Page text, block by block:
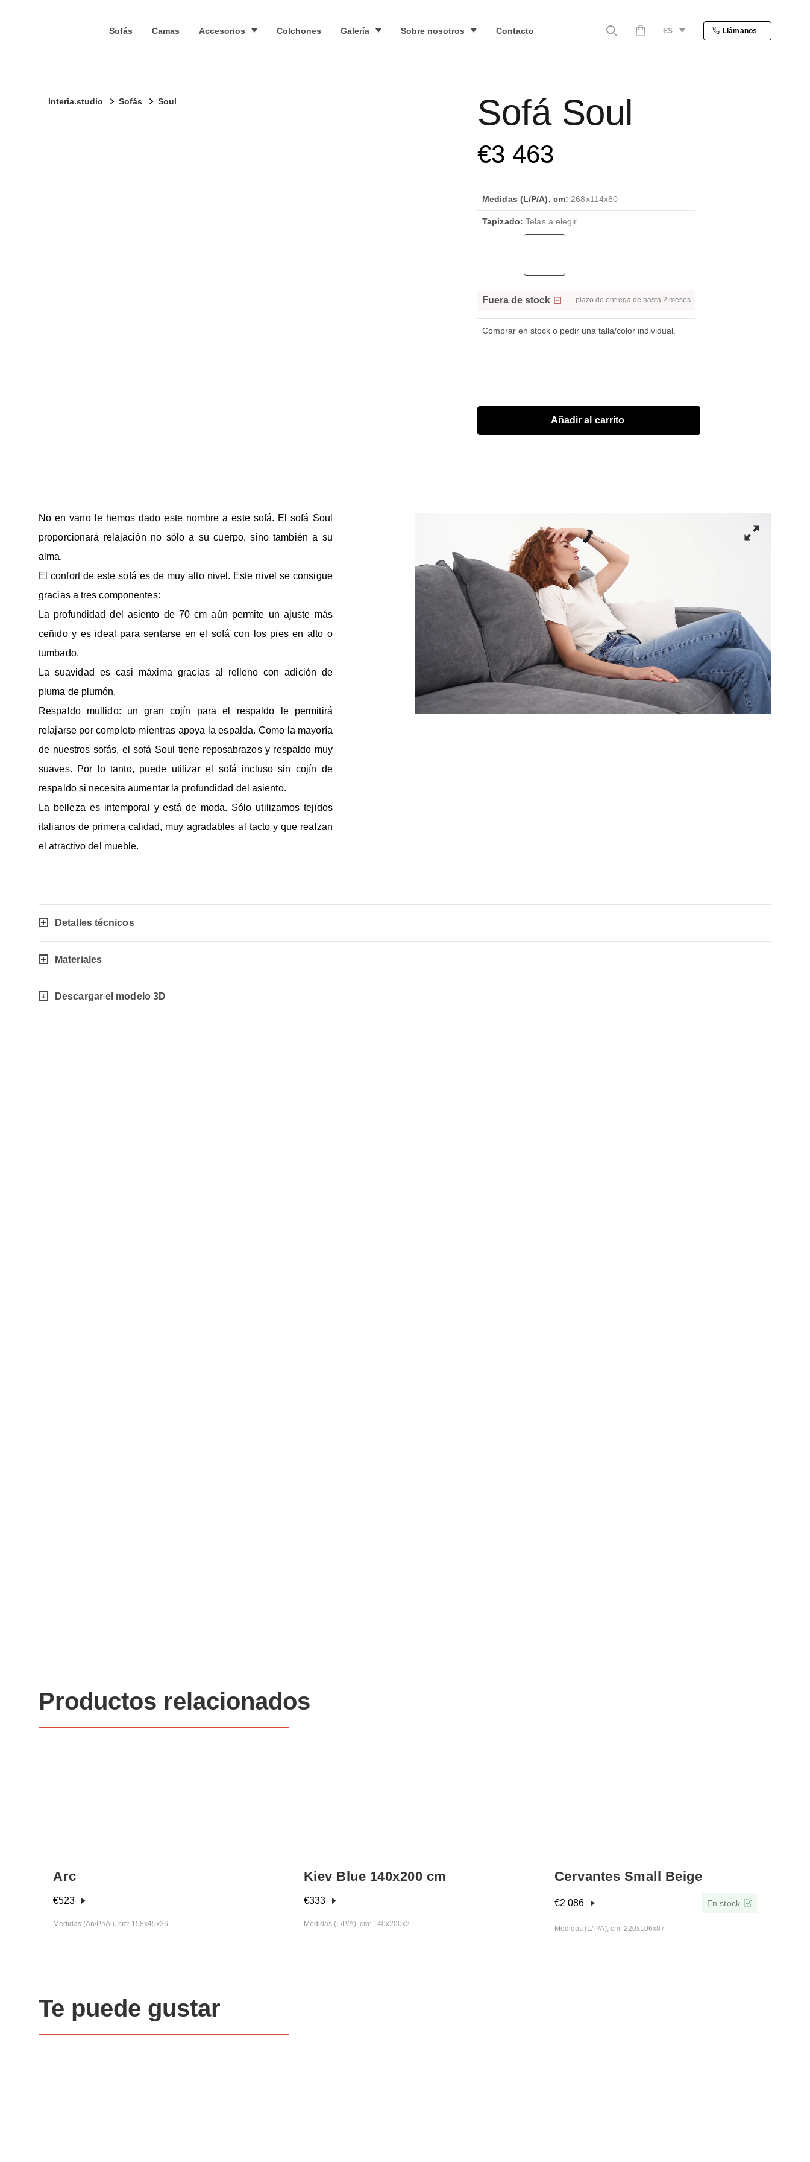
Sofás Camas Accesorios Colchones Galería Sobre nosotros Contacto ES Llámanos
Interia.studio Sofás Soul Sofá Soul
€3 463
Medidas (L/P/A), cm: 268x114x80
Tapizado: Telas a elegir
Fuera de stock plazo de entrega de hasta 2 meses
Comprar en stock o pedir una talla/color individual.
Añadir al carrito
No en vano le hemos dado este nombre a este sofá. El sofá Soul
proporcionará relajación no sólo a su cuerpo, sino también a su
alma.
El confort de este sofá es de muy alto nivel. Este nivel se consigue
gracias a tres componentes:
La profundidad del asiento de 70 cm aún permite un ajuste más
ceñido y es ideal para sentarse en el sofá con los pies en alto o
tumbado.
La suavidad es casi máxima gracias al relleno con adición de
pluma de plumón.
Respaldo mullido: un gran cojín para el respaldo le permitirá
relajarse por completo mientras apoya la espalda. Como la mayoría
de nuestros sofás, el sofá Soul tiene reposabrazos y respaldo muy
suaves. Por lo tanto, puede utilizar el sofá incluso sin cojín de
respaldo si necesita aumentar la profundidad del asiento.
La belleza es intemporal y está de moda. Sólo utilizamos tejidos
italianos de primera calidad, muy agradables al tacto y que realzan
el atractivo del mueble.
Detalles técnicos
Materiales
Descargar el modelo 3D
Productos relacionados
Arc
€523
Medidas (An/Pr/Al), cm: 158x45x36
Kiev Blue 140x200 cm
€333
Medidas (L/P/A), cm: 140x200x2
Cervantes Small Beige
€2 086 En stock
Medidas (L/P/A), cm: 220x106x87
Te puede gustar